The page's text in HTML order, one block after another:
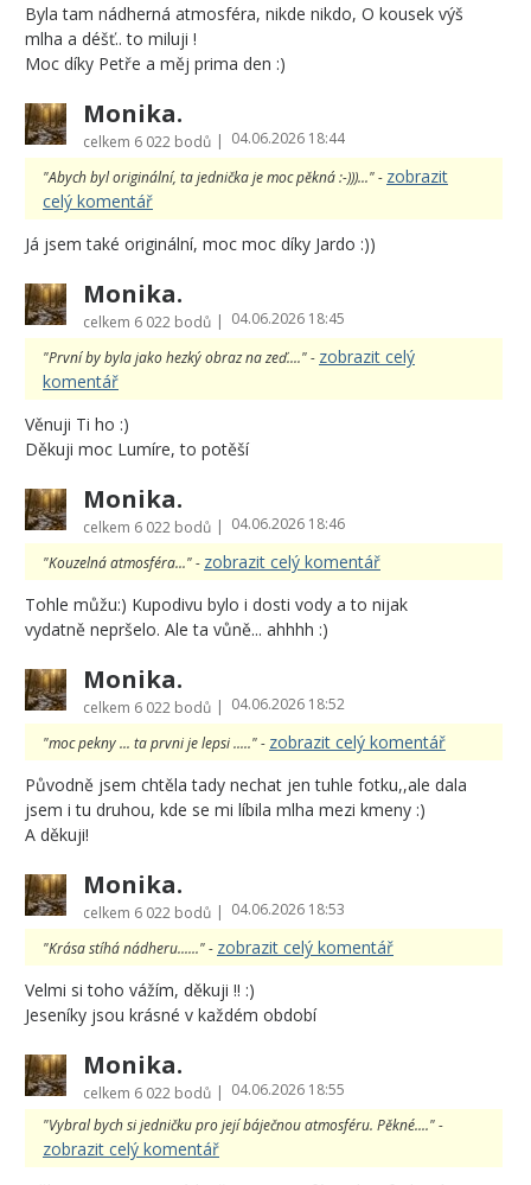
Byla tam nádherná atmosféra, nikde nikdo, O kousek výš
mlha a déšť.. to miluji !
Moc díky Petře a měj prima den :)
Monika.
celkem 6 022 bodů | 04.06.2026 18:44
"Abych byl originální, ta jednička je moc pěkná :-)))..." - zobrazit
celý komentář
Já jsem také originální, moc moc díky Jardo :))
Monika.
celkem 6 022 bodů | 04.06.2026 18:45
"První by byla jako hezký obraz na zeď...." - zobrazit celý
komentář
Věnuji Ti ho :)
Děkuji moc Lumíre, to potěší
Monika.
celkem 6 022 bodů | 04.06.2026 18:46
"Kouzelná atmosféra..." - zobrazit celý komentář
Tohle můžu:) Kupodivu bylo i dosti vody a to nijak
vydatně nepršelo. Ale ta vůně... ahhhh :)
Monika.
celkem 6 022 bodů | 04.06.2026 18:52
"moc pekny ... ta prvni je lepsi ....." - zobrazit celý komentář
Původně jsem chtěla tady nechat jen tuhle fotku,,ale dala
jsem i tu druhou, kde se mi líbila mlha mezi kmeny :)
A děkuji!
Monika.
celkem 6 022 bodů | 04.06.2026 18:53
"Krása stíhá nádheru......" - zobrazit celý komentář
Velmi si toho vážím, děkuji !! :)
Jeseníky jsou krásné v každém období
Monika.
celkem 6 022 bodů | 04.06.2026 18:55
"Vybral bych si jedničku pro její báječnou atmosféru. Pěkné...." -
zobrazit celý komentář